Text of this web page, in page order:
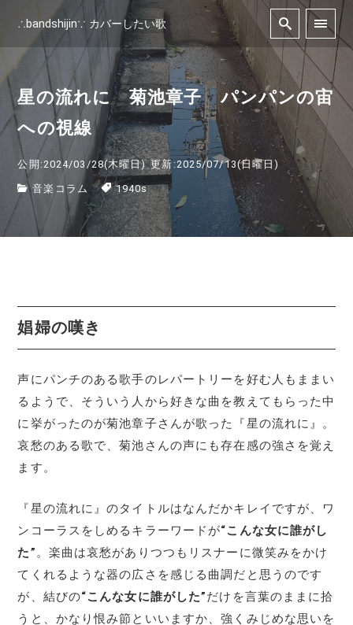
∴bandshijin∵ カバーしたい歌
星の流れに 菊池章子 パンパンの宙
への視線
公開:2024/03/28(木曜日) 更新:2025/07/13(日曜日)
音楽コラム 1940s
娼婦の嘆き
声にパンチのある歌手のレパートリーを好む人もままい
るようで、そういう人から好きな曲を教えてもらった中
に挙がったのが菊池章子さんが歌った『星の流れに』。
哀愁のある歌で、菊池さんの声にも存在感の強さを覚え
ます。
『星の流れに』のタイトルはなんだかキレイですが、ワ
ンコーラスをしめるキラーワードが“こんな女に誰がし
た”。楽曲は哀愁がありつつもリスナーに微笑みをかけ
てくれるような器の広さを感じる曲調だと思うのです
が、結びの“こんな女に誰がした”だけを言葉のままに拾
うと、かなり恨み節といいますか、強くみじめな思いを